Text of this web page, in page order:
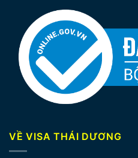
VỀ VISA THÁI DƯƠNG